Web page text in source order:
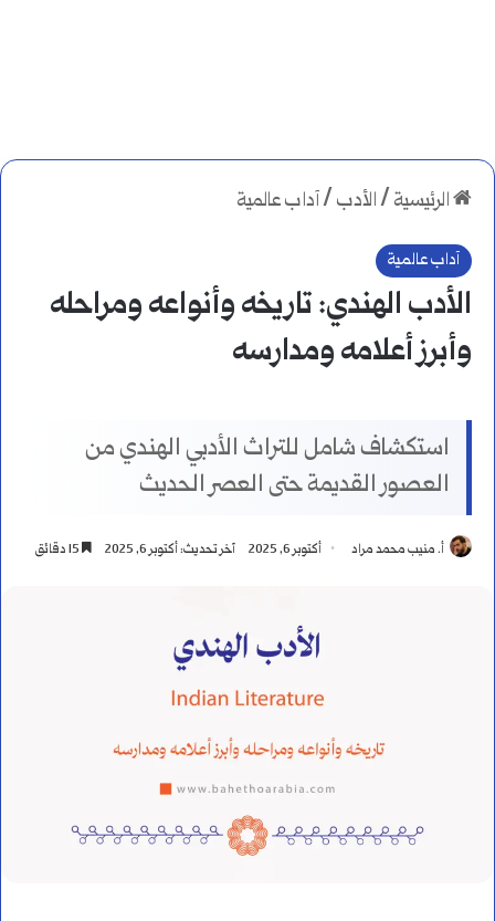
الرئيسية /الأدب /آداب عالمية
آداب عالمية
الأدب الهندي: تاريخه وأنواعه ومراحله
وأبرز أعلامه ومدارسه
استكشاف شامل للتراث الأدبي الهندي من
العصور القديمة حتى العصر الحديث
أ. منيب محمد مراد أكتوبر 6, 2025 آخر تحديث: أكتوبر 6, 2025